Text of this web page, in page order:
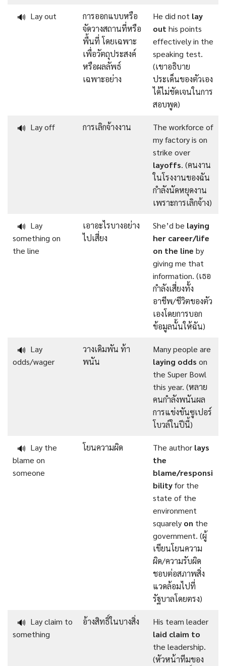
🔊 Lay out
การออกแบบหรือ
จัดวางสถานที่หรือ
พื้นที่ โดยเฉพาะ
เพื่อวัตถุประสงค์
หรือผลลัพธ์
เฉพาะอย่าง
He did not lay
out his points
effectively in the
speaking test.
(เขาอธิบาย
ประเด็นของตัวเอง
ได้ไม่ชัดเจนในการ
สอบพูด)
🔊 Lay off การเลิกจ้างงาน
The workforce of
my factory is on
strike over
layoffs. (คนงาน
ในโรงงานของฉัน
กำลังนัดหยุดงาน
เพราะการเลิกจ้าง)
🔊 Lay
something on
the line
เอาอะไรบางอย่าง
ไปเสี่ยง
She’d be laying
her career/life
on the line by
giving me that
information. (เธอ
กำลังเสี่ยงทั้ง
อาชีพ/ชีวิตของตัว
เองโดยการบอก
ข้อมูลนั้นให้ฉัน)
🔊 Lay
odds/wager
วางเดิมพัน ท้า
พนัน
Many people are
laying odds on
the Super Bowl
this year. (หลาย
คนกำลังพนันผล
การแข่งขันซูเปอร์
โบวล์ในปีนี้)
🔊 Lay the
blame on
someone
โยนความผิด The author lays
the
blame/responsi
bilityfor the
state of the
environment
squarely on the
government. (ผู้
เขียนโยนความ
ผิด/ความรับผิด
ชอบต่อสภาพสิ่ง
แวดล้อมไปที่
รัฐบาลโดยตรง)
🔊 Lay claim to
something
อ้างสิทธิ์ในบางสิ่ง
His team leader
laid claim to
the leadership.
(หัวหน้าทีมของ